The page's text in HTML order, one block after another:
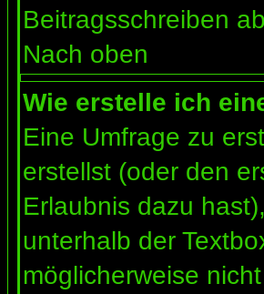
Beitragsschreiben
Nach oben
Wie erstelle ich
Eine Umfrage zu
erstellst (oder den
Erlaubnis dazu
unterhalb der
möglicherweise